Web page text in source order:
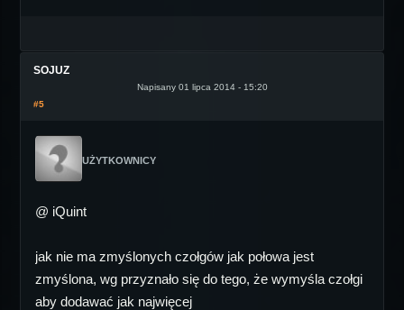
SOJUZ
Napisany 01 lipca 2014 - 15:20
#5
UŻYTKOWNICY
@ iQuint
jak nie ma zmyślonych czołgów jak połowa jest
zmyślona, wg przyznało się do tego, że wymyśla czołgi
aby dodawać jak najwięcej